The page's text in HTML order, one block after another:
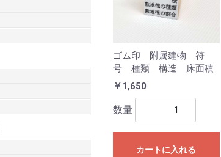
ゴム印 附属建物 符
号 種類 構造 床面積
￥1,650
数量
カートに入れる